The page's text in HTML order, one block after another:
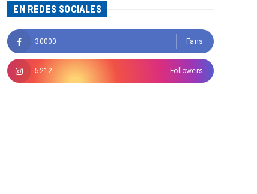
EN REDES SOCIALES
30000 Fans
5212 Followers